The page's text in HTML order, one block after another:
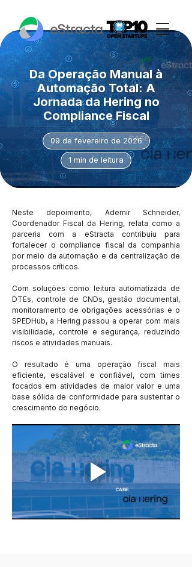
Da Operação Manual à
Automação Total: A
Jornada da Hering no
Compliance Fiscal
09 de fevereiro de 2026
1 min de leitura
Neste depoimento, Ademir Schneider,
Coordenador Fiscal da Hering, relata como a
parceria com a eStracta contribuiu para
fortalecer o compliance fiscal da companhia
por meio da automação e da centralização de
processos críticos.
Com soluções como leitura automatizada de
DTEs, controle de CNDs, gestão documental,
monitoramento de obrigações acessórias e o
SPEDHub, a Hering passou a operar com mais
visibilidade, controle e segurança, reduzindo
riscos e atividades manuais.
O resultado é uma operação fiscal mais
eficiente, escalável e confiável, com times
focados em atividades de maior valor e uma
base sólida de conformidade para sustentar o
crescimento do negócio.